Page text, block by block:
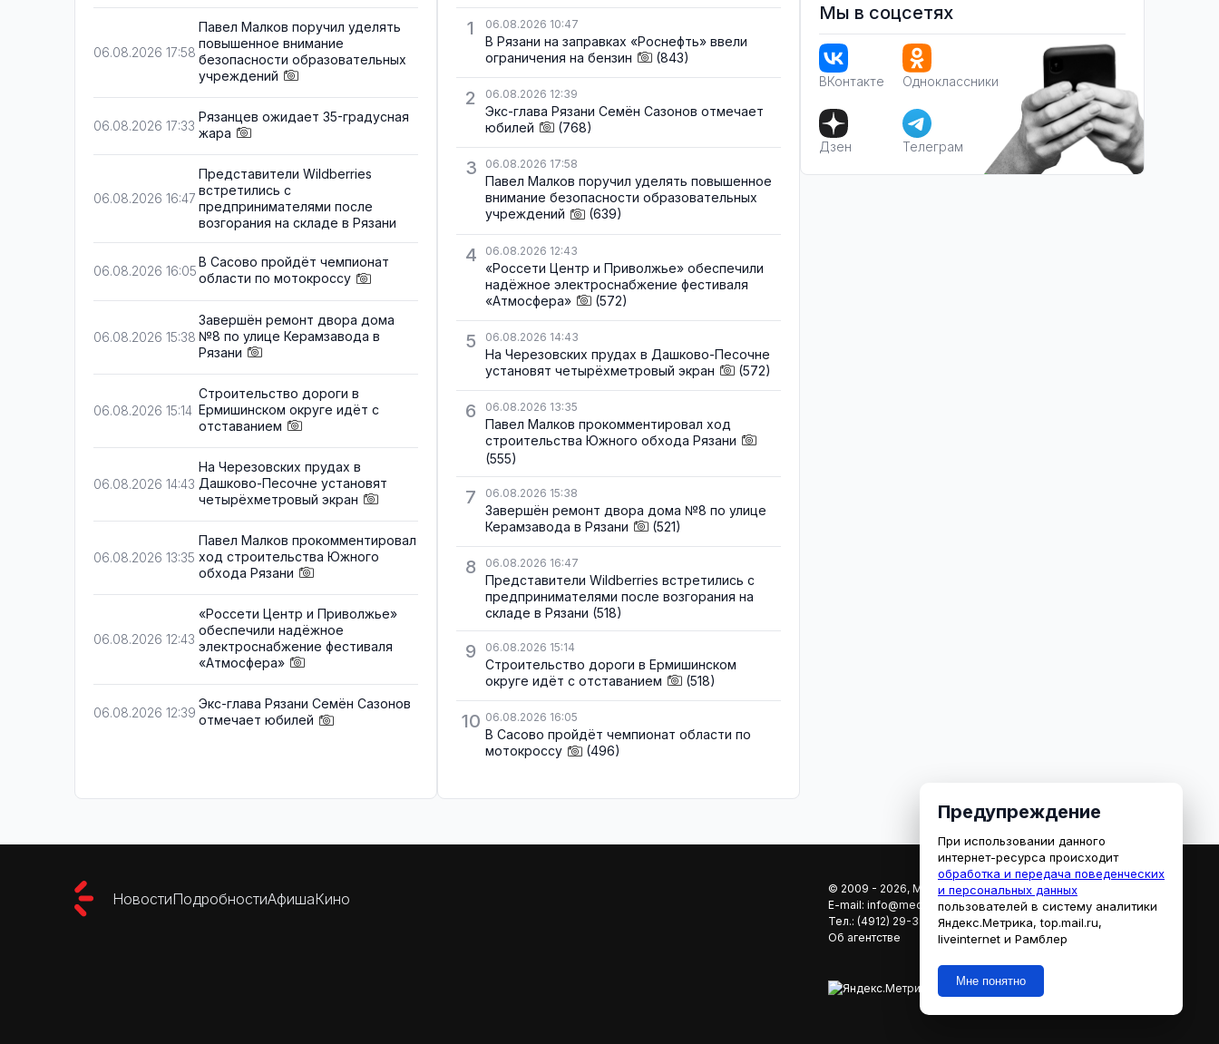
06.08.2026 17:58
Павел Малков поручил уделять
повышенное внимание
безопасности образовательных
учреждений
06.08.2026 17:33
Рязанцев ожидает 35-градусная
жара
06.08.2026 16:47
Представители Wildberries
встретились с
предпринимателями после
возгорания на складе в Рязани
06.08.2026 16:05
В Сасово пройдёт чемпионат
области по мотокроссу
06.08.2026 15:38
Завершён ремонт двора дома
№8 по улице Керамзавода в
Рязани
06.08.2026 15:14
Строительство дороги в
Ермишинском округе идёт с
отставанием
06.08.2026 14:43
На Черезовских прудах в
Дашково-Песочне установят
четырёхметровый экран
06.08.2026 13:35
Павел Малков прокомментировал
ход строительства Южного
обхода Рязани
06.08.2026 12:43
«Россети Центр и Приволжье»
обеспечили надёжное
электроснабжение фестиваля
«Атмосфера»
06.08.2026 12:39
Экс-глава Рязани Семён Сазонов
отмечает юбилей
1
06.08.2026 10:47
В Рязани на заправках «Роснефть» ввели
ограничения на бензин
(843)
2 06.08.2026 12:39
Экс-глава Рязани Семён Сазонов отмечает
юбилей
(768)
3 06.08.2026 17:58
Павел Малков поручил уделять повышенное
внимание безопасности образовательных
учреждений
(639)
4 06.08.2026 12:43
«Россети Центр и Приволжье» обеспечили
надёжное электроснабжение фестиваля
«Атмосфера»
(572)
5 06.08.2026 14:43
На Черезовских прудах в Дашково-Песочне
установят четырёхметровый экран
(572)
6 06.08.2026 13:35
Павел Малков прокомментировал ход
строительства Южного обхода Рязани
(555)
7 06.08.2026 15:38
Завершён ремонт двора дома №8 по улице
Керамзавода в Рязани
(521)
8 06.08.2026 16:47
Представители Wildberries встретились с
предпринимателями после возгорания на
складе в Рязани (518)
9 06.08.2026 15:14
Строительство дороги в Ермишинском
округе идёт с отставанием
(518)
10 06.08.2026 16:05
В Сасово пройдёт чемпионат области по
мотокроссу
(496)
Мы в соцсетях
ВКонтакте Одноклассники
Дзен Телеграм
НовостиПодробностиАфишаКино
© 2009 - 2026, МЕДИАРЯЗАНЬ
E-mail: info@mediaryazan.ru, reklama@mediaryazan.ru
Тел.: (4912) 29-33-66
Об агентстве
Предупреждение
При использовании данного
интернет-ресурса происходит
обработка и передача поведенческих
и персональных данных
пользователей в систему аналитики
Яндекс.Метрика, top.mail.ru,
liveinternet и Рамблер
Мне понятно